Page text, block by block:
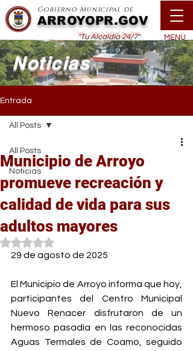
Gobierno Municipal de
ARROYOPR.GOV
"Tu Alcaldía 24/7" MENU
Noticias
Entrada
All Posts
Noticias
All Posts
Municipio de Arroyo
promueve recreación y
calidad de vida para sus
adultos mayores
Obtuvo NaN de 5 estrellas.
29 de agosto de 2025
El Municipio de Arroyo informa que hoy,
participantes del Centro Municipal
Nuevo Renacer disfrutaron de un
hermoso pasadía en las reconocidas
Aguas Termales de Coamo, seguido